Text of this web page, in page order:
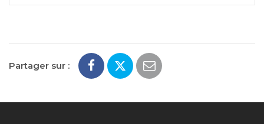
Partager sur :